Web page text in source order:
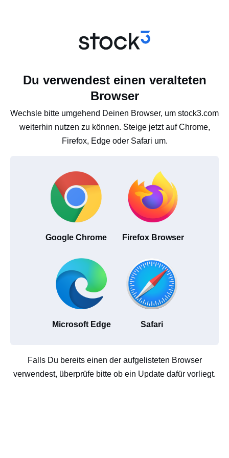
Du verwendest einen veralteten
Browser
Wechsle bitte umgehend Deinen Browser, um stock3.com
weiterhin nutzen zu können. Steige jetzt auf Chrome,
Firefox, Edge oder Safari um.
Google Chrome Firefox Browser
Microsoft Edge Safari
Falls Du bereits einen der aufgelisteten Browser
verwendest, überprüfe bitte ob ein Update dafür vorliegt.